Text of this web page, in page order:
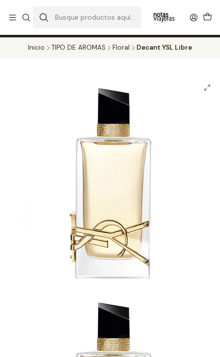
TODOS LOS DECANTS
Inicio TIPO DE AROMAS Floral Decant YSL Libre